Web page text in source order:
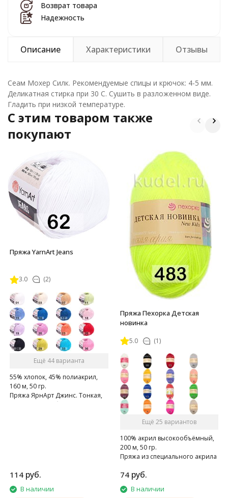
Возврат товара
Надежность
Описание Характеристики Отзывы
Сеам Мохер Силк. Рекомендуемые спицы и крючок: 4-5 мм.
Деликатная стирка при 30 С. Сушить в разложенном виде.
Гладить при низкой температуре.
C этим товаром также
покупают
Пряжа YarnArt Jeans
3.0 (2)
Ещё 44 варианта
55% хлопок, 45% полиакрил,
160 м, 50 гр.
Пряжа ЯрнАрт Джинс. Тонкая,
мягкая, слегка бархатистая
114 руб.
В наличии
Пряжа Пехорка Детская
новинка
5.0 (1)
Ещё 25 вариантов
100% акрил высокообъёмный,
200 м, 50 гр.
Пряжа из специального акрила
74 руб.
В наличии